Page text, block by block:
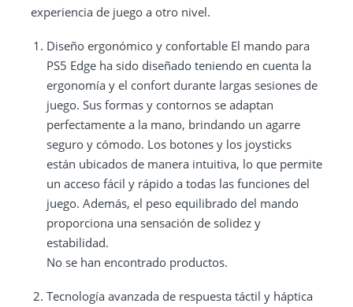
experiencia de juego a otro nivel.
Diseño ergonómico y confortable El mando para
PS5 Edge ha sido diseñado teniendo en cuenta la
ergonomía y el confort durante largas sesiones de
juego. Sus formas y contornos se adaptan
perfectamente a la mano, brindando un agarre
seguro y cómodo. Los botones y los joysticks
están ubicados de manera intuitiva, lo que permite
un acceso fácil y rápido a todas las funciones del
juego. Además, el peso equilibrado del mando
proporciona una sensación de solidez y
estabilidad.
No se han encontrado productos.
Tecnología avanzada de respuesta táctil y háptica